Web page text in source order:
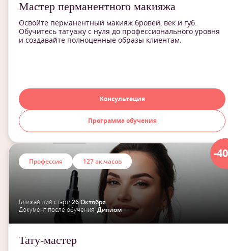
Мастер перманентного макияжа
Освойте перманентный макияж бровей, век и губ.
Обучитесь татуажу с нуля до профессионального уровня
и создавайте полноценные образы клиентам.
Консультация
Программа обучения
-
Профессия 127 ак.часов
Ближайший старт:26 Октября
Документ после обучения: Диплом
Тату-мастер